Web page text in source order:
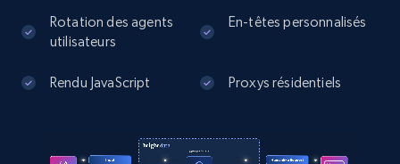
Instagram - Posts - Collects posts from a
Rotation des agents
utilisateurs
En-têtes personnalisés
Rendu JavaScript Proxys résidentiels